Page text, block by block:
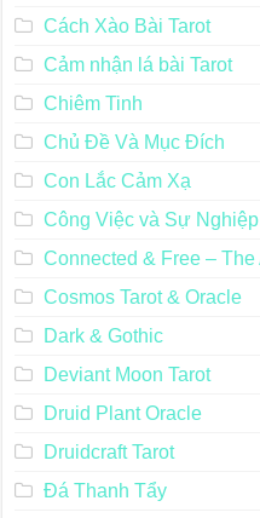
Cách Xào Bài Tarot
Cảm nhận lá bài Tarot
Chiêm Tinh
Chủ Đề Và Mục Đích
Con Lắc Cảm Xạ
Công Việc và Sự Nghiệp
Connected & Free – The
Cosmos Tarot & Oracle
Dark & Gothic
Deviant Moon Tarot
Druid Plant Oracle
Druidcraft Tarot
Đá Thanh Tẩy